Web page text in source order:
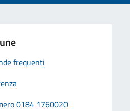
frequenti
0184 1760020